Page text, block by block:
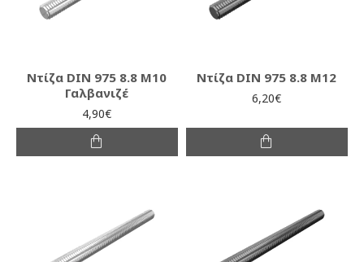
Ντίζα DIN 975 8.8 M10
Γαλβανιζέ
4,90€
Ντίζα DIN 975 8.8 M12
6,20€